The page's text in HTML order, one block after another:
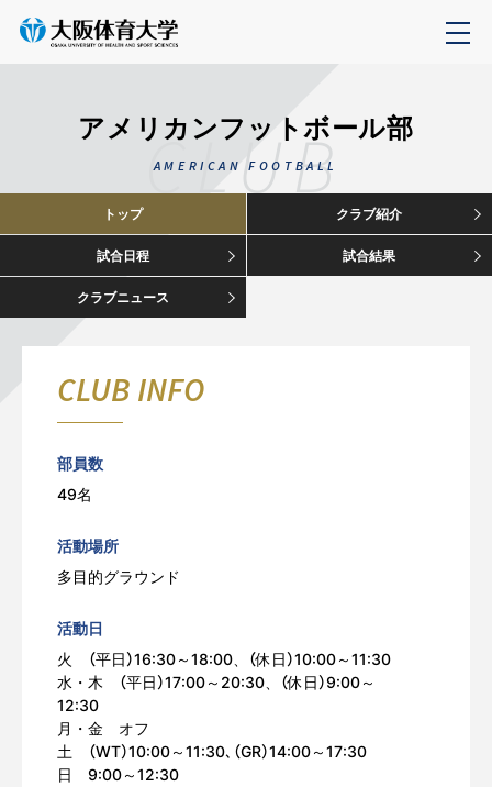
アメリカンフットボール部
AMERICAN FOOTBALL
CLUB
トップ クラブ紹介
試合日程 試合結果
クラブニュース
CLUB INFO
部員数
49名
活動場所
多目的グラウンド
活動日
火 （平日）16:30～18:00、（休日）10:00～11:30
水・木 （平日）17:00～20:30、（休日）9:00～
12:30
月・金 オフ
土 （WT）10:00～11:30､（GR）14:00～17:30
日 9:00～12:30